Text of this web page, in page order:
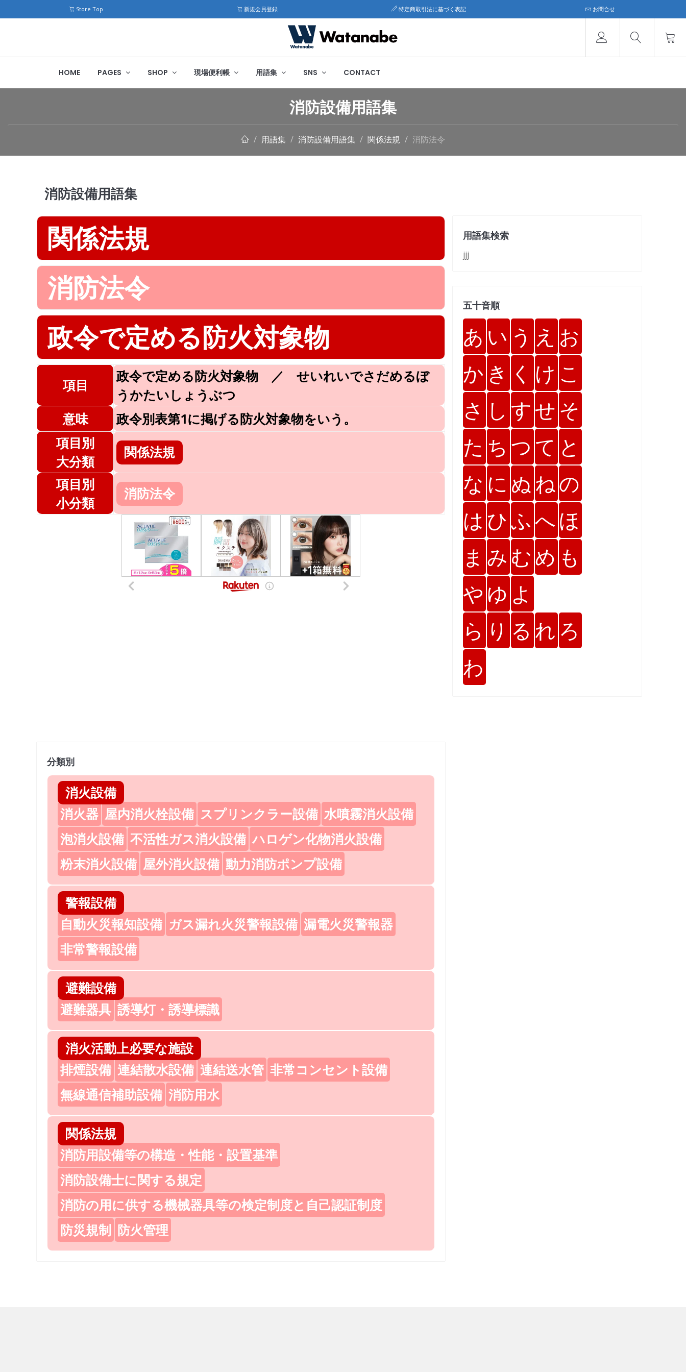
Store Top 新規会員登録 特定商取引法に基づく表記 お問合せ
HOME PAGES SHOP 現場便利帳 用語集 SNS CONTACT
消防設備用語集
用語集 消防設備用語集 関係法規 消防法令
消防設備用語集
関係法規
消防法令
政令で定める防火対象物
項目
政令で定める防火対象物 ／ せいれいでさだめるぼ
うかたいしょうぶつ
意味
政令別表第1に掲げる防火対象物をいう。
項目別
大分類
関係法規
項目別
小分類
消防法令
分類別
消火設備
消火器 屋内消火栓設備 スプリンクラー設備 水噴霧消火設備
泡消火設備 不活性ガス消火設備 ハロゲン化物消火設備
粉末消火設備 屋外消火設備 動力消防ポンプ設備
警報設備
自動火災報知設備 ガス漏れ火災警報設備 漏電火災警報器
非常警報設備
避難設備
避難器具 誘導灯・誘導標識
消火活動上必要な施設
排煙設備 連結散水設備 連結送水管 非常コンセント設備
無線通信補助設備 消防用水
関係法規
消防用設備等の構造・性能・設置基準
消防設備士に関する規定
消防の用に供する機械器具等の検定制度と自己認証制度
防災規制 防火管理
用語集検索
jjj
五十音順
あ い う え お
か き く け こ
さ し すせ そ
た ち つ て と
な に ぬ ねの
は ひふへほ
ま み むめ も
や ゆ よ
ら り る れ ろ
わ